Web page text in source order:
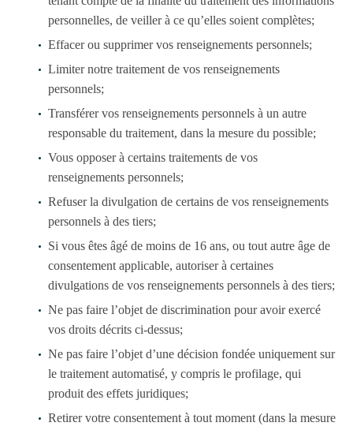
personnelles, de veiller à ce qu’elles soient complètes;
Effacer ou supprimer vos renseignements personnels;
Limiter notre traitement de vos renseignements
personnels;
Transférer vos renseignements personnels à un autre
responsable du traitement, dans la mesure du possible;
Vous opposer à certains traitements de vos
renseignements personnels;
Refuser la divulgation de certains de vos renseignements
personnels à des tiers;
Si vous êtes âgé de moins de 16 ans, ou tout autre âge de
consentement applicable, autoriser à certaines
divulgations de vos renseignements personnels à des tiers;
Ne pas faire l’objet de discrimination pour avoir exercé
vos droits décrits ci-dessus;
Ne pas faire l’objet d’une décision fondée uniquement sur
le traitement automatisé, y compris le profilage, qui
produit des effets juridiques;
Retirer votre consentement à tout moment (dans la mesure